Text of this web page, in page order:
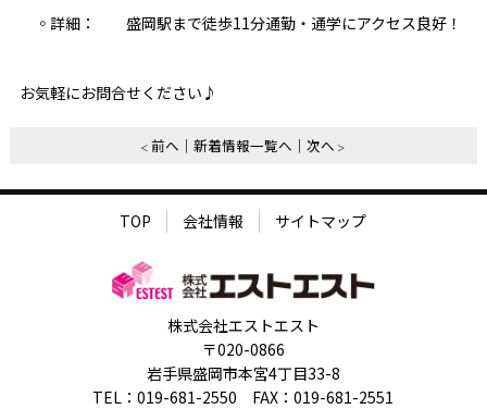
◦詳細： 盛岡駅まで徒歩11分通勤・通学にアクセス良好！
お気軽にお問合せください♪
前へ 新着情報一覧へ 次へ
TOP 会社情報 サイトマップ
株式会社エストエスト
〒020-0866
岩手県盛岡市本宮4丁目33-8
TEL：019-681-2550 FAX：019-681-2551